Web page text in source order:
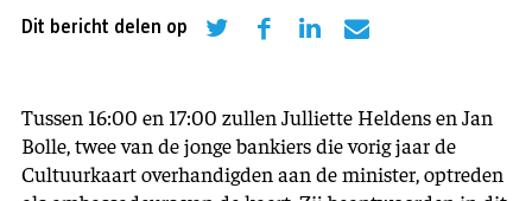
Dit bericht delen op
Tussen 16:00 en 17:00 zullen Julliette Heldens en Jan
Bolle, twee van de jonge bankiers die vorig jaar de
Cultuurkaart overhandigden aan de minister, optreden